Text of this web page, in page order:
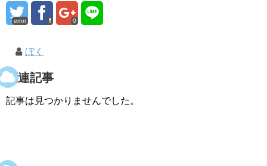
error 0
ぼく
関連記事
記事は見つかりませんでした。